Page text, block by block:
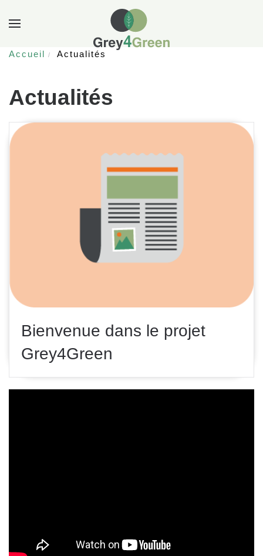
Accueil Actualités
Actualités
Bienvenue dans le projet
Grey4Green